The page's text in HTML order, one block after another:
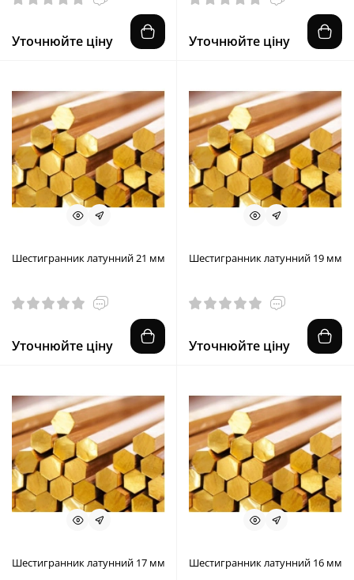
Уточнюйте ціну Уточнюйте ціну
Шестигранник латунний 21 мм
Уточнюйте ціну
Шестигранник латунний 19 мм
Уточнюйте ціну
Шестигранник латунний 17 мм Шестигранник латунний 16 мм